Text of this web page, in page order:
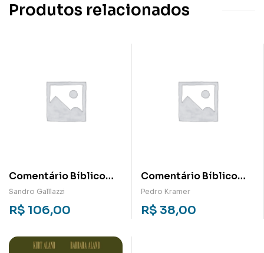
Produtos relacionados
Comentário Bíblico
Latino-Americano:
Mateus
Sandro Galllazzi
R$ 106,00
Comentário Bíblico
Latino-Americano:
Sofonias
Pedro Kramer
R$ 38,00